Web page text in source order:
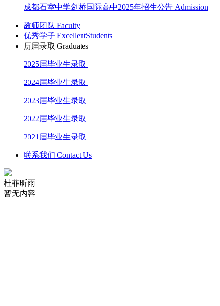
成都石室中学剑桥国际高中2025年招生公告 Admission
教师团队 Faculty
优秀学子 ExcellentStudents
历届录取 Graduates
2025届毕业生录取
2024届毕业生录取
2023届毕业生录取
2022届毕业生录取
2021届毕业生录取
联系我们 Contact Us
杜菲昕雨
暂无内容